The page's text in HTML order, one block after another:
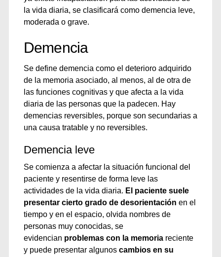
la vida diaria, se clasificará como demencia leve,
moderada o grave.
Demencia
Se define demencia como el deterioro adquirido
de la memoria asociado, al menos, al de otra de
las funciones cognitivas y que afecta a la vida
diaria de las personas que la padecen. Hay
demencias reversibles, porque son secundarias a
una causa tratable y no reversibles.
Demencia leve
Se comienza a afectar la situación funcional del
paciente y resentirse de forma leve las
actividades de la vida diaria. El paciente suele
presentar cierto grado de desorientación en el
tiempo y en el espacio, olvida nombres de
personas muy conocidas, se
evidencian problemas con la memoriareciente
y puede presentar algunos cambios en su